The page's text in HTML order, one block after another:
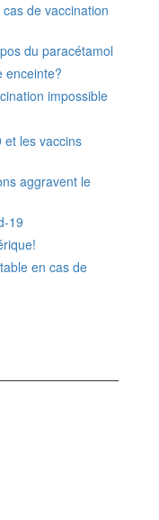
de vaccination
du paracétamol
enceinte?
impossible
et les vaccins
aggravent le
19
en cas de